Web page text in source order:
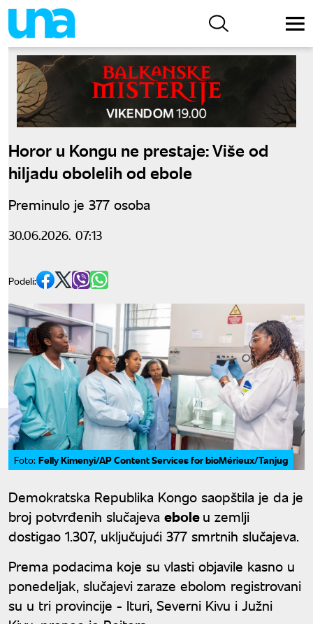
Horor u Kongu ne prestaje: Više od
hiljadu obolelih od ebole
Preminulo je 377 osoba
30.06.2026. 07:13
Podeli:
Foto: Felly Kimenyi/AP Content Services for bioMérieux/Tanjug
Demokratska Republika Kongo saopštila je da je
broj potvrđenih slučajeva eboleu zemlji
dostigao 1.307, uključujući 377 smrtnih slučajeva.
Prema podacima koje su vlasti objavile kasno u
ponedeljak, slučajevi zaraze ebolom registrovani
su u tri provincije - Ituri, Severni Kivu i Južni